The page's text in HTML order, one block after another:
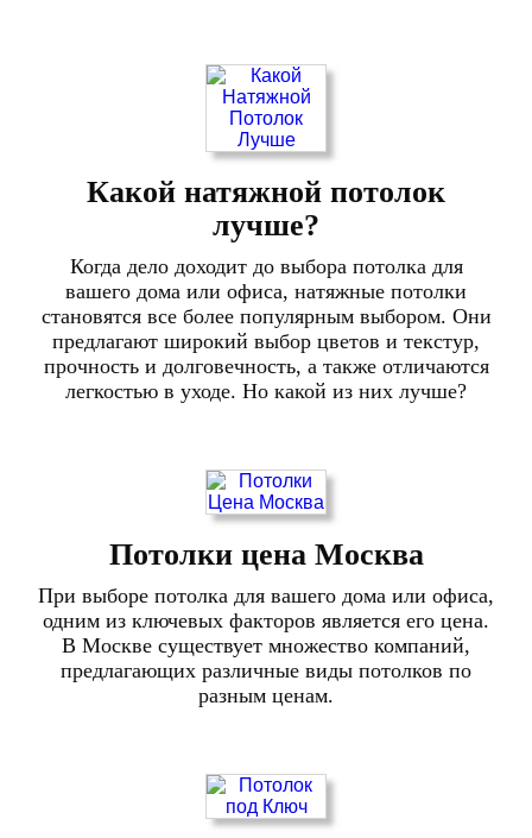
Какой натяжной потолок
лучше?
Когда дело доходит до выбора потолка для
вашего дома или офиса, натяжные потолки
становятся все более популярным выбором. Они
предлагают широкий выбор цветов и текстур,
прочность и долговечность, а также отличаются
легкостью в уходе. Но какой из них лучше?
Потолки цена Москва
При выборе потолка для вашего дома или офиса,
одним из ключевых факторов является его цена.
В Москве существует множество компаний,
предлагающих различные виды потолков по
разным ценам.